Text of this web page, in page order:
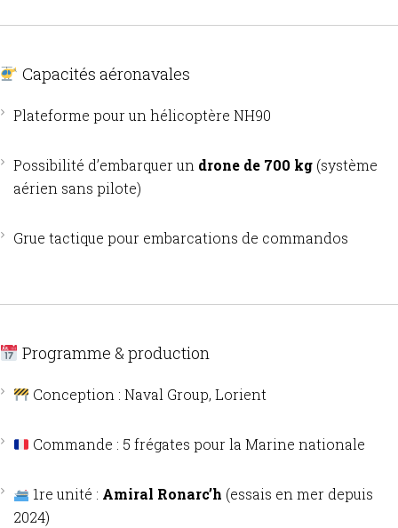
Capacités aéronavales
Plateforme pour un hélicoptère NH90
Possibilité d’embarquer un drone de 700 kg (système
aérien sans pilote)
Grue tactique pour embarcations de commandos
Programme & production
Conception : Naval Group, Lorient
Commande : 5 frégates pour la Marine nationale
1re unité : Amiral Ronarc’h (essais en mer depuis
2024)